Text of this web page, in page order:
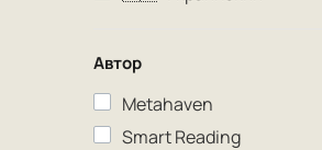
Автор
Metahaven
Smart Reading